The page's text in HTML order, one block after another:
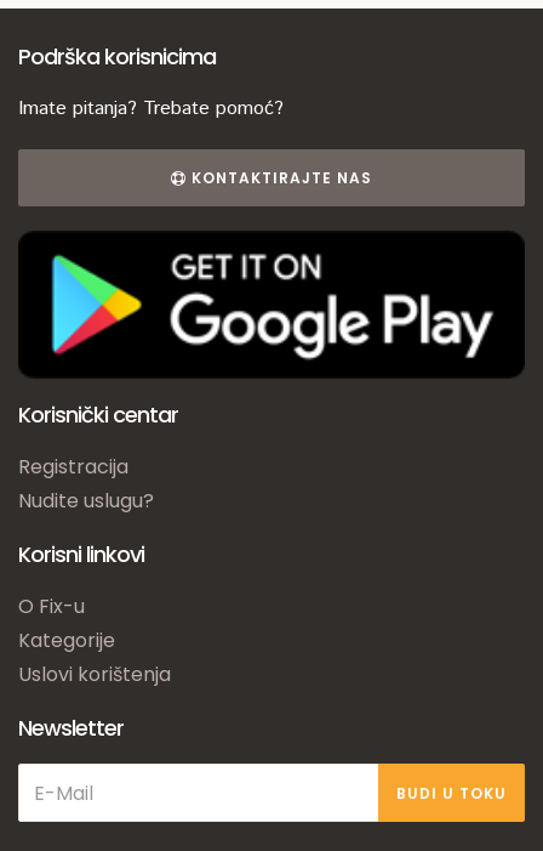
Podrška korisnicima
Imate pitanja? Trebate pomoć?
KONTAKTIRAJTE NAS
Korisnički centar
Registracija
Nudite uslugu?
Korisni linkovi
O Fix-u
Kategorije
Uslovi korištenja
Newsletter
BUDI U TOKU